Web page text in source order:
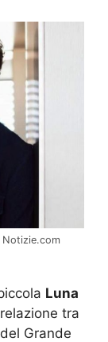
Notizie.com
Luna
tra
Grande